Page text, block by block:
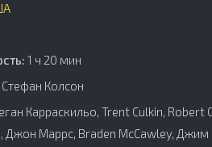
1 ч 20 мин
Стефан Колсон
Карраскильо, Trent Culkin, Robert
Джон Маррс, Braden McCawley, Джим